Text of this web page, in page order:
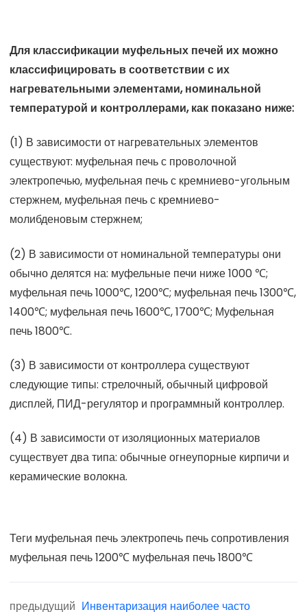
Для классификации муфельных печей их можно
классифицировать в соответствии с их
нагревательными элементами, номинальной
температурой и контроллерами, как показано ниже:
(1) В зависимости от нагревательных элементов
существуют: муфельная печь с проволочной
электропечью, муфельная печь с кремниево-угольным
стержнем, муфельная печь с кремниево-
молибденовым стержнем;
(2) В зависимости от номинальной температуры они
обычно делятся на: муфельные печи ниже 1000 ℃;
муфельная печь 1000℃, 1200℃; муфельная печь 1300℃,
1400℃; муфельная печь 1600℃, 1700℃; Муфельная
печь 1800℃.
(3) В зависимости от контроллера существуют
следующие типы: стрелочный, обычный цифровой
дисплей, ПИД-регулятор и программный контроллер.
(4) В зависимости от изоляционных материалов
существует два типа: обычные огнеупорные кирпичи и
керамические волокна.
Теги муфельная печьэлектропечь печь сопротивления
муфельная печь 1200℃ муфельная печь 1800℃
предыдущий Инвентаризация наиболее часто